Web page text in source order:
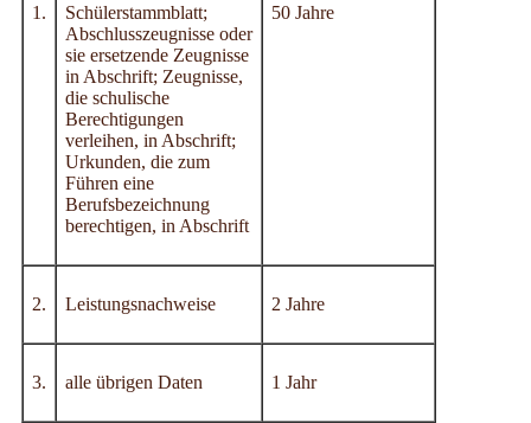
1.
Schülerstammblatt;
Abschlusszeugnisse oder
sie ersetzende Zeugnisse
in Abschrift; Zeugnisse,
die schulische
Berechtigungen
verleihen, in Abschrift;
Urkunden, die zum
Führen eine
Berufsbezeichnung
berechtigen, in Abschrift
50 Jahre
2. Leistungsnachweise 2 Jahre
3. alle übrigen Daten 1 Jahr